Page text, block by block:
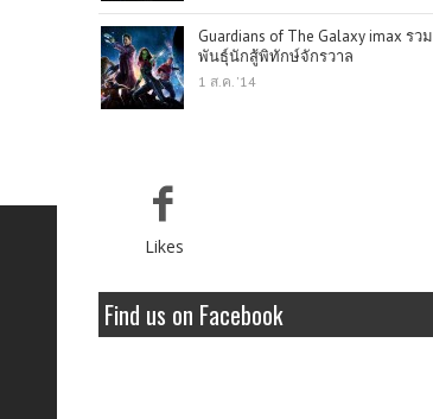
Guardians of The Galaxy imax รวม
พันธุ์นักสู้พิทักษ์จักรวาล
1 ส.ค. '14
Likes
Find us on Facebook